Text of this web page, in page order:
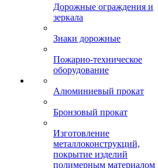
Дорожные ограждения и
зеркала
Знаки дорожные
Пожарно-техническое
оборудование
Алюминиевый прокат
Бронзовый прокат
Изготовление
металлоконструкций,
покрытие изделий
полимерным материалом